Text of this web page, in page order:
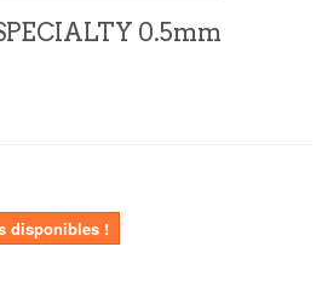
0.5mm
disponibles !